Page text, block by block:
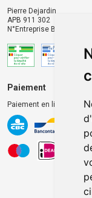
Pierre Dejardin
APB 911 302
N°Entreprise
Paiement
Paiement en ligne 100%